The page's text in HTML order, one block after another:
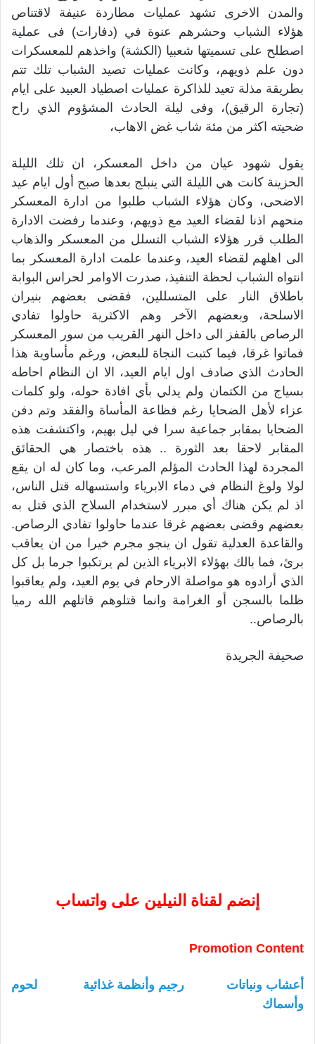
والمدن الاخرى تشهد عمليات مطاردة عنيفة لاقتناص
هؤلاء الشباب وحشرهم عنوة في (دفارات) فى عملية
اصطلح على تسميتها شعبيا (الكشة) واخذهم للمعسكرات
دون علم ذويهم، وكانت عمليات تصيد الشباب تلك تتم
بطريقة مذلة تعيد للذاكرة عمليات اصطياد العبيد على ايام
(تجارة الرقيق)، وفى ليلة الحادث المشؤوم الذي راح
ضحيته اكثر من مئة شاب غض الاهاب،
يقول شهود عيان من داخل المعسكر، ان تلك الليلة
الحزينة كانت هي الليلة التي ينبلج بعدها صبح أول ايام عيد
الاضحى، وكان هؤلاء الشباب طلبوا من ادارة المعسكر
منحهم اذنا لقضاء العيد مع ذويهم، وعندما رفضت الادارة
الطلب قرر هؤلاء الشباب التسلل من المعسكر والذهاب
الى اهلهم لقضاء العيد، وعندما علمت ادارة المعسكر بما
انتواه الشباب لحظة التنفيذ، صدرت الاوامر لحراس البوابة
باطلاق النار على المتسللين، فقضى بعضهم بنيران
الاسلحة، وبعضهم الآخر وهم الاكثرية حاولوا تفادي
الرصاص بالقفز الى داخل النهر القريب من سور المعسكر
فماتوا غرقا، فيما كتبت النجاة للبعض، ورغم مأساوية هذا
الحادث الذي صادف اول ايام العيد، الا ان النظام احاطه
بسياج من الكتمان ولم يدلي بأي افادة حوله، ولو كلمات
عزاء لأهل الضحايا رغم فظاعة المأساة والفقد وتم دفن
الضحايا بمقابر جماعية سرا في ليل بهيم، واكتشفت هذه
المقابر لاحقا بعد الثورة .. هذه باختصار هي الحقائق
المجردة لهذا الحادث المؤلم المرعب، وما كان له ان يقع
لولا ولوغ النظام في دماء الابرياء واستسهاله قتل الناس،
اذ لم يكن هناك أي مبرر لاستخدام السلاح الذي قتل به
بعضهم وقضى بعضهم غرقا عندما حاولوا تفادي الرصاص.
والقاعدة العدلية تقول ان ينجو مجرم خيرا من ان يعاقب
برئ، فما بالك بهؤلاء الابرياء الذين لم يرتكبوا جرما بل كل
الذي أرادوه هو مواصلة الارحام في يوم العيد، ولم يعاقبوا
ظلما بالسجن أو الغرامة وانما قتلوهم قاتلهم الله رميا
بالرصاص..
صحيفة الجريدة
إنضم لقناة النيلين على واتساب
Promotion Content
أعشاب ونباتات رجيم وأنظمة غذائية
لحوم
وأسماك